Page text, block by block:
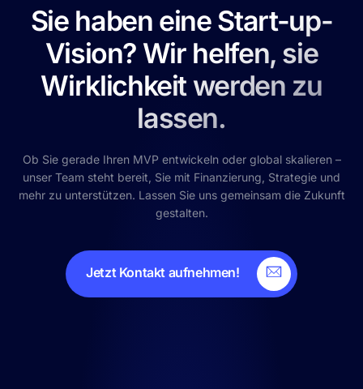
Sie haben eine Start-up-
Vision? Wir helfen, sie
Wirklichkeit werden zu
lassen.
Ob Sie gerade Ihren MVP entwickeln oder global skalieren –
unser Team steht bereit, Sie mit Finanzierung, Strategie und
mehr zu unterstützen. Lassen Sie uns gemeinsam die Zukunft
gestalten.
Jetzt Kontakt aufnehmen!